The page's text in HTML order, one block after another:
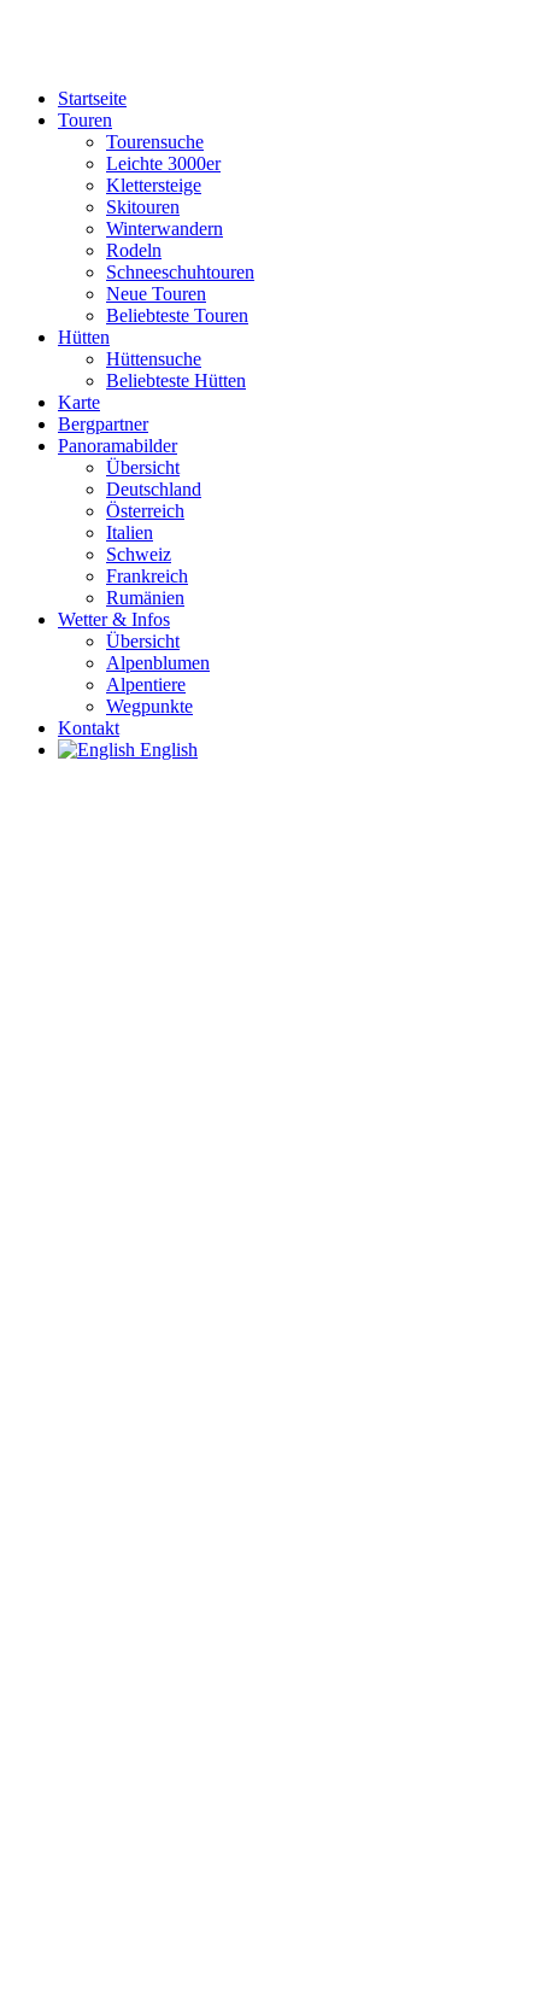
Startseite
Touren
Tourensuche
Leichte 3000er
Klettersteige
Skitouren
Winterwandern
Rodeln
Schneeschuhtouren
Neue Touren
Beliebteste Touren
Hütten
Hüttensuche
Beliebteste Hütten
Karte
Bergpartner
Panoramabilder
Übersicht
Deutschland
Österreich
Italien
Schweiz
Frankreich
Rumänien
Wetter & Infos
Übersicht
Alpenblumen
Alpentiere
Wegpunkte
Kontakt
English